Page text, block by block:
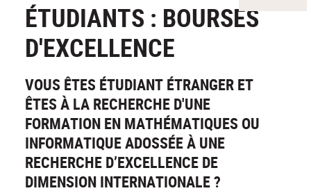
ÉTUDIANTS : BOURSES
D'EXCELLENCE
VOUS ÊTES ÉTUDIANT ÉTRANGER ET
ÊTES À LA RECHERCHE D'UNE
FORMATION EN MATHÉMATIQUES OU
INFORMATIQUE ADOSSÉE À UNE
RECHERCHE D’EXCELLENCE DE
DIMENSION INTERNATIONALE ?